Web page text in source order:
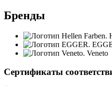
Бренды
Veneto
Сертификаты